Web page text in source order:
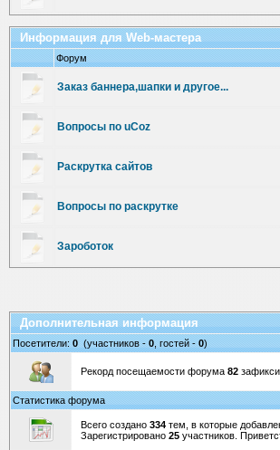
Информация для Web-мастера
Форум
Заказ баннера,шапки и другое...
Вопросы по uCoz
Раскрутка сайтов
Вопросы по раскрутке
Зароботок
Дополнительная информация
Посетители: 0 (участников - 0 , гостей - 0)
Рекорд посещаемости форума 82
Статистика форума
Всего создано 334 тем, в которые
Зарегистрировано 25 участников.